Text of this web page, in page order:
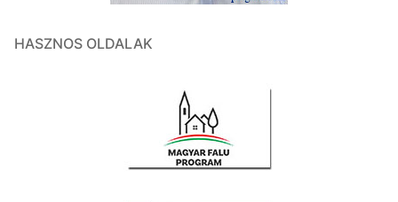
HASZNOS OLDALAK